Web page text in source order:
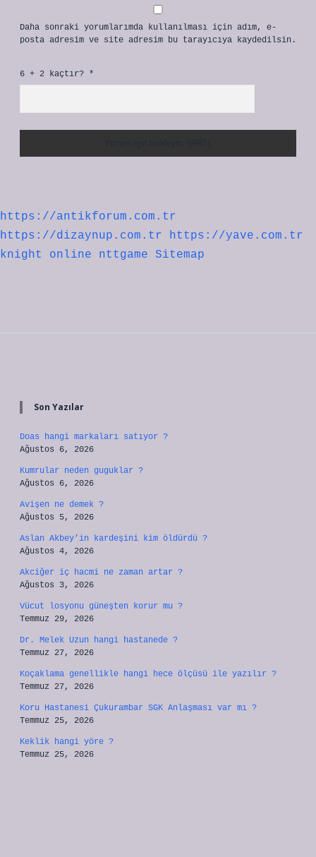
Daha sonraki yorumlarımda kullanılması için adım, e-
posta adresim ve site adresim bu tarayıcıya kaydedilsin.
6 + 2 kaçtır? *
https://antikforum.com.tr
https://dizaynup.com.tr
https://yave.com.tr
knight online
nttgame Sitemap
Son Yazılar
Doas hangi markaları satıyor ?
Ağustos 6, 2026
Kumrular neden guguklar ?
Ağustos 6, 2026
Avişen ne demek ?
Ağustos 5, 2026
Aslan Akbey’in kardeşini kim öldürdü ?
Ağustos 4, 2026
Akciğer iç hacmi ne zaman artar ?
Ağustos 3, 2026
Vücut losyonu güneşten korur mu ?
Temmuz 29, 2026
Dr. Melek Uzun hangi hastanede ?
Temmuz 27, 2026
Koçaklama genellikle hangi hece ölçüsü ile yazılır ?
Temmuz 27, 2026
Koru Hastanesi Çukurambar SGK Anlaşması var mı ?
Temmuz 25, 2026
Keklik hangi yöre ?
Temmuz 25, 2026